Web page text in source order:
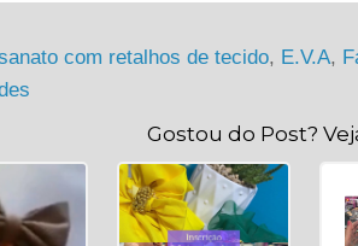
com retalhos de tecido, E.V.A,
Gostou do Post?